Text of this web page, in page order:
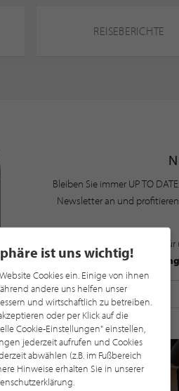
REISEBERICHTE
Bleiben Sie immer UP TO
Newsletter an und
Mit der Anmeldung
ist uns wichtig!
Cookies ein. Einige von ihnen
andere uns helfen unser
und wirtschaftlich zu betreiben.
oder per Klick auf die
Cookie-Einstellungen" einstellen,
jederzeit aufrufen und Cookies
abwählen (z.B. im Fußbereich
Hinweise erhalten Sie in unserer